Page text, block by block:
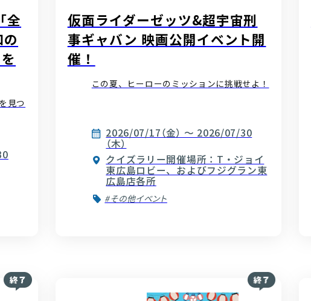
全
見つ
仮面ライダーゼッツ&超宇宙刑
事ギャバン 映画公開イベント開
催！
この夏、ヒーローのミッションに挑戦せよ！
2026/07/17（金） ～ 2026/07/30
（木）
クイズラリー開催場所：T・ジョイ
東広島ロビー、およびフジグラン東
広島店各所
#その他イベント